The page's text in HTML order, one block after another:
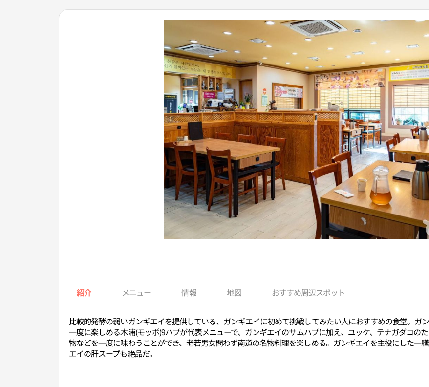
紹介 メニュー 情報 地図 おすすめ周辺スポット
比較的発酵の弱いガンギエイを提供している、ガンギエイに初めて挑戦してみたい人におすすめの食堂。ガ
一度に楽しめる木浦(モッポ)9ハプが代表メニューで、ガンギエイのサムハプに加え、ユッケ、テナガダコの
物などを一度に味わうことができ、老若男女問わず南道の名物料理を楽しめる。ガンギエイを主役にした一
エイの肝スープも絶品だ。